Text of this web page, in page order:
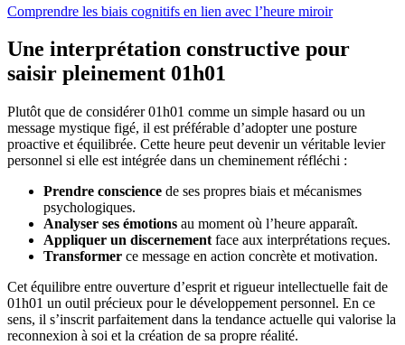
Comprendre les biais cognitifs en lien avec l’heure miroir
Une interprétation constructive pour
saisir pleinement 01h01
Plutôt que de considérer 01h01 comme un simple hasard ou un
message mystique figé, il est préférable d’adopter une posture
proactive et équilibrée. Cette heure peut devenir un véritable levier
personnel si elle est intégrée dans un cheminement réfléchi :
Prendre conscience de ses propres biais et mécanismes
psychologiques.
Analyser ses émotions au moment où l’heure apparaît.
Appliquer un discernement face aux interprétations reçues.
Transformer ce message en action concrète et motivation.
Cet équilibre entre ouverture d’esprit et rigueur intellectuelle fait de
01h01 un outil précieux pour le développement personnel. En ce
sens, il s’inscrit parfaitement dans la tendance actuelle qui valorise la
reconnexion à soi et la création de sa propre réalité.